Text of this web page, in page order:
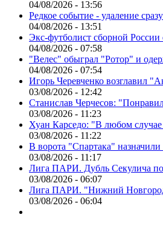
04/08/2026 - 13:56
Редкое событие - удаление
04/08/2026 - 13:51
Экс-футболист сборной России
04/08/2026 - 07:58
"Велес" обыграл "Ротор" и
04/08/2026 - 07:54
Игорь Черевченко возглавил
03/08/2026 - 12:42
Станислав Черчесов:
03/08/2026 - 11:23
Хуан Карседо: "В любом
03/08/2026 - 11:22
В ворота "Спартака"
03/08/2026 - 11:17
Лига ПАРИ. Дубль Секулича
03/08/2026 - 06:07
Лига ПАРИ. "Нижний
03/08/2026 - 06:04